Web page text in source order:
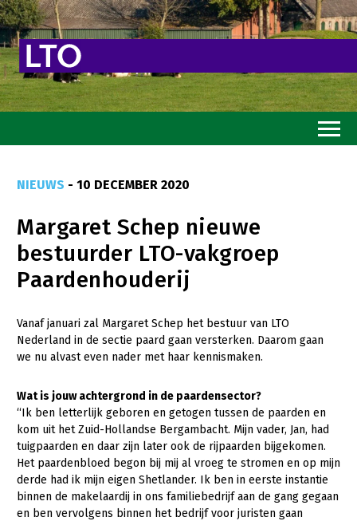
Goed eten
Mooi groen
Sterk ondernemerschap
Transitiepaden
Thema’s
Gezonde dieren
Natuur, klimaat en energie
Bodem en water
Platteland en omgeving
NIEUWS - 10 DECEMBER 2020
Margaret Schep nieuwe
bestuurder LTO-vakgroep
Paardenhouderij
Vanaf januari zal Margaret Schep het bestuur van LTO
Nederland in de sectie paard gaan versterken. Daarom gaan
we nu alvast even nader met haar kennismaken.
Wat is jouw achtergrond in de paardensector?
“Ik ben letterlijk geboren en getogen tussen de paarden en
kom uit het Zuid-Hollandse Bergambacht. Mijn vader, Jan, had
tuigpaarden en daar zijn later ook de rijpaarden bijgekomen.
Het paardenbloed begon bij mij al vroeg te stromen en op mijn
derde had ik mijn eigen Shetlander. Ik ben in eerste instantie
binnen de makelaardij in ons familiebedrijf aan de gang gegaan
en ben vervolgens binnen het bedrijf voor juristen gaan